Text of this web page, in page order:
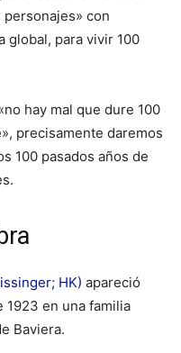
con
global, para vivir 100
hay mal que dure 100
precisamente daremos
100 pasados años de
HK) apareció
1923 en una familia
Baviera.